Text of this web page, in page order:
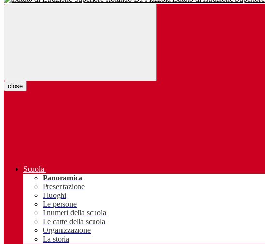
close
Scuola
Panoramica
Presentazione
I luoghi
Le persone
I numeri della scuola
Le carte della scuola
Organizzazione
La storia